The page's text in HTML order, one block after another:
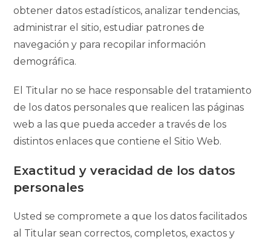
obtener datos estadísticos, analizar tendencias,
administrar el sitio, estudiar patrones de
navegación y para recopilar información
demográfica.
El Titular no se hace responsable del tratamiento
de los datos personales que realicen las páginas
web a las que pueda acceder a través de los
distintos enlaces que contiene el Sitio Web.
Exactitud y veracidad de los datos
personales
Usted se compromete a que los datos facilitados
al Titular sean correctos, completos, exactos y